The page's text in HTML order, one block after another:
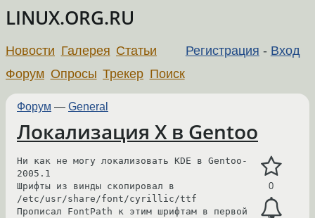
LINUX.ORG.RU
Регистрация - Вход
Новости Галерея Статьи
Форум Опросы Трекер Поиск
Форум — General
Локализация X в Gentoo
0
Ни как не могу локализовать KDE в Gentoo-
2005.1
Шрифты из винды скопировал в
/etc/usr/share/font/cyrillic/ttf
Прописал FontPath к этим шрифтам в первой